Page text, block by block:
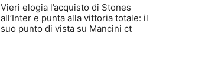
Vieri elogia l’acquisto di Stones
all’Inter e punta alla vittoria totale: il
suo punto di vista su Mancini ct